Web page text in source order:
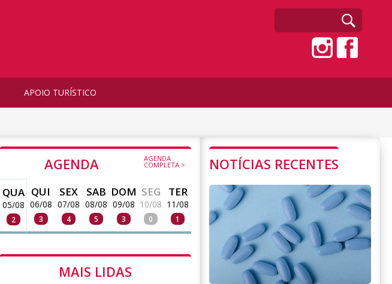
APOIO TURÍSTICO
AGENDA AGENDA
COMPLETA >
QUA
05/08
2
QUI
06/08
3
SEX
07/08
4
SAB
08/08
5
DOM
09/08
3
SEG
10/08
0
TER
11/08
1
MAIS LIDAS
NOTÍCIAS RECENTES